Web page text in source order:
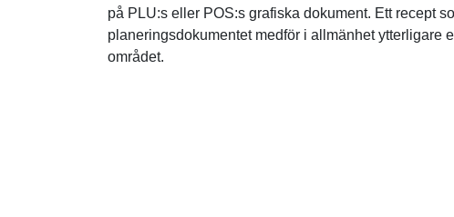
på PLU:s eller POS:s grafiska dokument. Ett recept
planeringsdokumentet medför i allmänhet ytterligare
området.